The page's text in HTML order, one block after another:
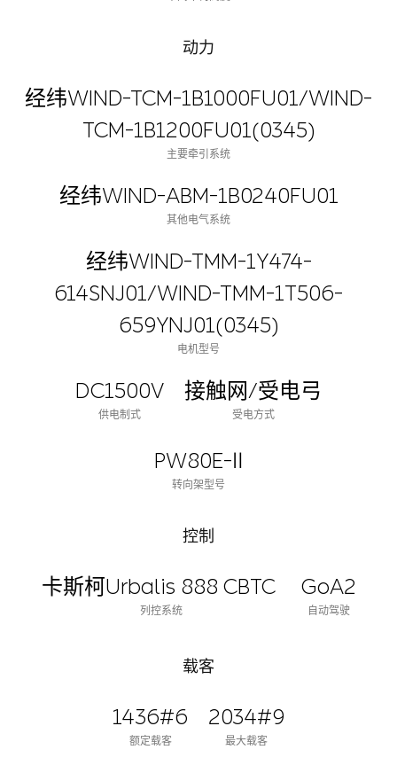
动力
经纬WIND-TCM-1B1000FU01/WIND-
TCM-1B1200FU01(0345)
主要牵引系统
经纬WIND-ABM-1B0240FU01
其他电气系统
经纬WIND-TMM-1Y474-
614SNJ01/WIND-TMM-1T506-
659YNJ01(0345)
电机型号
DC1500V
供电制式
接触网/受电弓
受电方式
PW80E-Ⅱ
转向架型号
控制
卡斯柯Urbalis 888 CBTC
列控系统
GoA2
自动驾驶
载客
1436#6
额定载客
2034#9
最大载客